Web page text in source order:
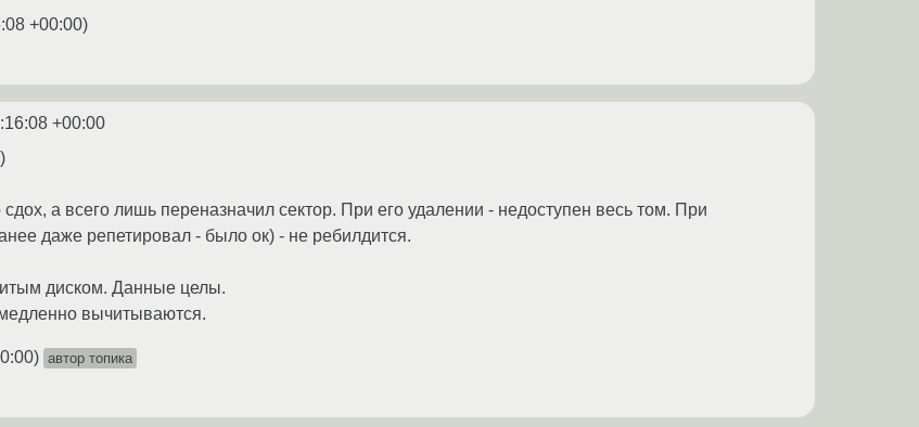
+00:00)
+00:00
а всего лишь переназначил сектор. При его удалении - недоступен весь том. При
даже репетировал - было ок) - не ребилдится.
диском. Данные целы.
вычитываются.
) автор топика